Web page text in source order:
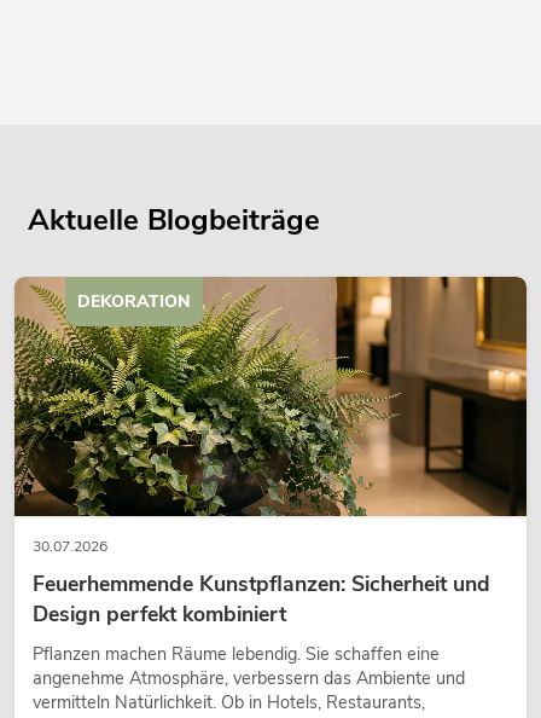
Aktuelle Blogbeiträge
30.07.2026
Feuerhemmende Kunstpflanzen: Sicherheit und
Design perfekt kombiniert
Pflanzen machen Räume lebendig. Sie schaffen eine
angenehme Atmosphäre, verbessern das Ambiente und
vermitteln Natürlichkeit. Ob in Hotels, Restaurants,
DEKORATION